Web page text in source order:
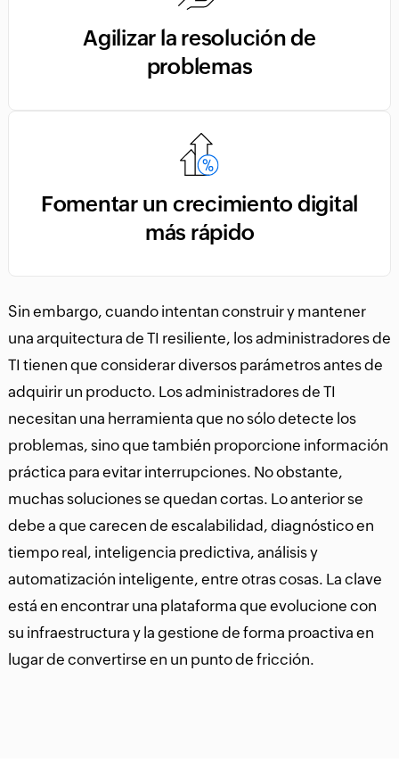
Agilizar la resolución de
problemas
Fomentar un crecimiento digital
más rápido
Sin embargo, cuando intentan construir y mantener
una arquitectura de TI resiliente, los administradores de
TI tienen que considerar diversos parámetros antes de
adquirir un producto. Los administradores de TI
necesitan una herramienta que no sólo detecte los
problemas, sino que también proporcione información
práctica para evitar interrupciones. No obstante,
muchas soluciones se quedan cortas. Lo anterior se
debe a que carecen de escalabilidad, diagnóstico en
tiempo real, inteligencia predictiva, análisis y
automatización inteligente, entre otras cosas. La clave
está en encontrar una plataforma que evolucione con
su infraestructura y la gestione de forma proactiva en
lugar de convertirse en un punto de fricción.